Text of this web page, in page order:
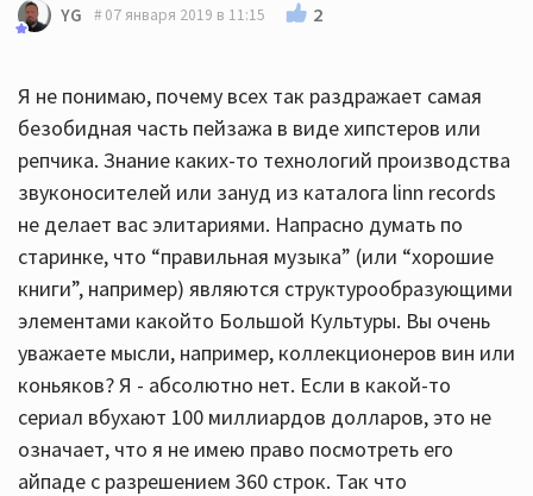
YG 07 января 2019 в 11:15 2
Я не понимаю, почему всех так раздражает самая
безобидная часть пейзажа в виде хипстеров или
репчика. Знание каких-то технологий производства
звуконосителей или зануд из каталога linn records
не делает вас элитариями. Напрасно думать по
старинке, что “правильная музыка” (или “хорошие
книги”, например) являются структурообразующими
элементами какойто Большой Культуры. Вы очень
уважаете мысли, например, коллекционеров вин или
коньяков? Я - абсолютно нет. Если в какой-то
сериал вбухают 100 миллиардов долларов, это не
означает, что я не имею право посмотреть его
айпаде с разрешением 360 строк. Так что